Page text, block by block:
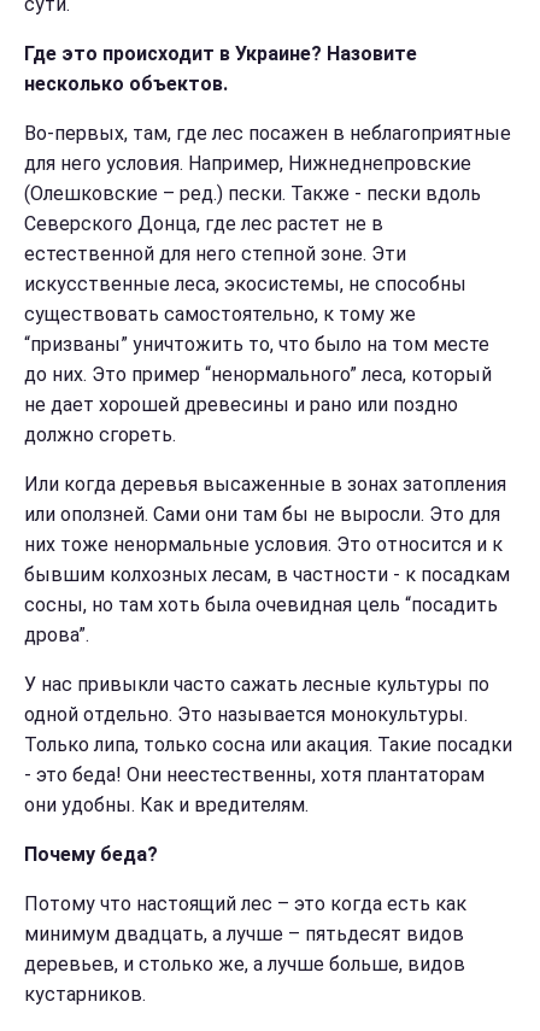
сути.
Где это происходит в Украине? Назовите
несколько объектов.
Во-первых, там, где лес посажен в неблагоприятные
для него условия. Например, Нижнеднепровские
(Олешковские – ред.) пески. Также - пески вдоль
Северского Донца, где лес растет не в
естественной для него степной зоне. Эти
искусственные леса, экосистемы, не способны
существовать самостоятельно, к тому же
“призваны” уничтожить то, что было на том месте
до них. Это пример “ненормального” леса, который
не дает хорошей древесины и рано или поздно
должно сгореть.
Или когда деревья высаженные в зонах затопления
или оползней. Сами они там бы не выросли. Это для
них тоже ненормальные условия. Это относится и к
бывшим колхозных лесам, в частности - к посадкам
сосны, но там хоть была очевидная цель “посадить
дрова”.
У нас привыкли часто сажать лесные культуры по
одной отдельно. Это называется монокультуры.
Только липа, только сосна или акация. Такие посадки
- это беда! Они неестественны, хотя плантаторам
они удобны. Как и вредителям.
Почему беда?
Потому что настоящий лес – это когда есть как
минимум двадцать, а лучше – пятьдесят видов
деревьев, и столько же, а лучше больше, видов
кустарников.